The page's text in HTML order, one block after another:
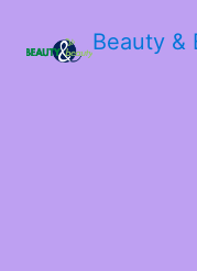
Beauty &